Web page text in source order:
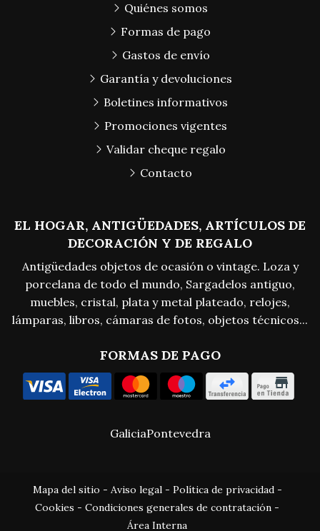
EL HOGAR, ANTIGÜEDADES, ARTÍCULOS DE
DECORACIÓN Y DE REGALO
Antigüedades objetos de ocasión o vintage. Loza y
porcelana de todo el mundo, Sargadelos antiguo,
muebles, cristal, plata y metal plateado, relojes,
lámparas, libros, cámaras de fotos, objetos técnicos...
FORMAS DE PAGO
Quiénes somos
Formas de pago
Gastos de envío
Garantía y devoluciones
Boletines informativos
Promociones vigentes
Validar cheque regalo
Contacto
GaliciaPontevedra
Mapa del sitio - Aviso legal- Política de privacidad-
Cookies - Condiciones generales de contratación -
Área Interna